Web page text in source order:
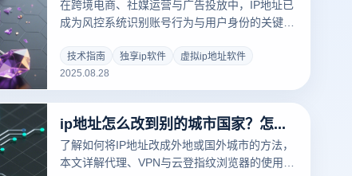
在跨境电商、社媒运营与广告投放中，IP地址已
成为风控系统识别账号行为与用户身份的关键
直接影响账号安全、平台风控识别与运营效率。
本文深入解析IP地址在多账号运营中的重要性，
探讨如何通过高质量IP资源与智能管理策略，规
的全球业务拓展。
技术指南 独享ip软件
虚拟ip地址软件
2025.08.28
ip地址怎么改到别的城市国家？怎么把ip地址改成外地？
了解如何将IP地址改成外地或国外城市的方法，
本文详解代理、VPN与云登指纹浏览器的使用技